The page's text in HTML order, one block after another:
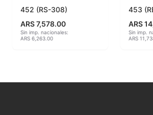
MAYCO DUNCAN FRENCH
MAYCO E & E CHUNKIES
MAYCO FIRED
452 (RS-308)
ARS 7,578.00
Sin imp. nacionales:
ARS 6,263.00
453
ARS
Sin imp.
ARS